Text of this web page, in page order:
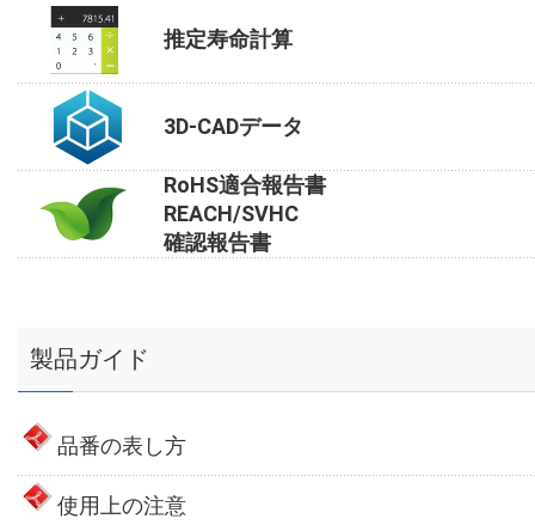
推定寿命計算
3D-CADデータ
RoHS適合報告書
REACH/SVHC
確認報告書
製品ガイド
品番の表し方
使用上の注意